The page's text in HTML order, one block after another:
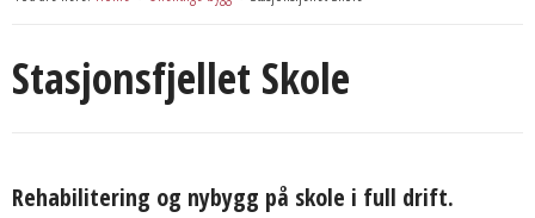
Stasjonsfjellet Skole
Rehabilitering og nybygg på skole i full drift.